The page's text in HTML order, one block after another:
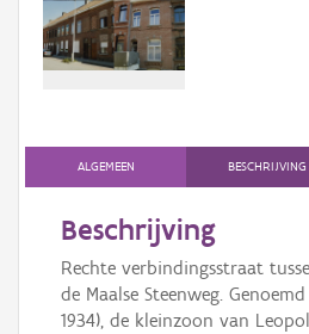
Persoon of collectief
Downloads
AanmeldenALGEMEEN BESCHRIJVING
Beschrijving
Rechte verbindingsstraat
de Maalse Steenweg.
1934), de kleinzoon van